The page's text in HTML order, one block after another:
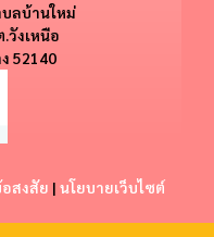
ลบ้านใหม่
วังเหนือ
52140
สงสัย | นโยบายเว็บไซต์